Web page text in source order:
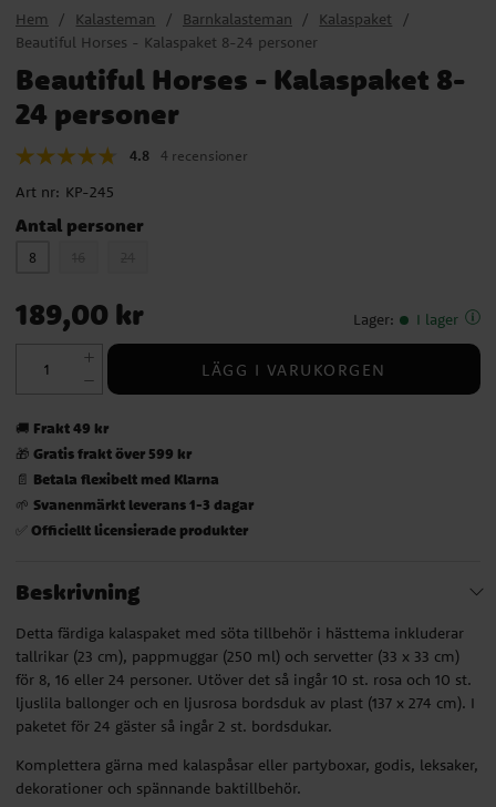
Hem Kalasteman Barnkalasteman
Kalaspaket
Beautiful Horses - Kalaspaket 8-24 personer
Beautiful Horses - Kalaspaket 8-
24 personer
4.8 4 recensioner
Art nr: KP-245
Antal personer
8
Pris:189,00 kr
189,00 kr Lager: I lager
LÄGG I VARUKORGEN
🚚 Frakt 49 kr
🎁 Gratis frakt över 599 kr
📄 Betala flexibelt med Klarna
🌱 Svanenmärkt leverans 1-3 dagar
✅ Officiellt licensierade produkter
Beskrivning
Detta färdiga kalaspaket med söta tillbehör i hästtema inkluderar
tallrikar (23 cm), pappmuggar (250 ml) och servetter (33 x 33 cm)
för 8, 16 eller 24 personer. Utöver det så ingår 10 st. rosa och 10 st.
ljuslila ballonger och en ljusrosa bordsduk av plast (137 x 274 cm). I
paketet för 24 gäster så ingår 2 st. bordsdukar.
Komplettera gärna med kalaspåsar eller partyboxar, godis, leksaker,
dekorationer och spännande baktillbehör.